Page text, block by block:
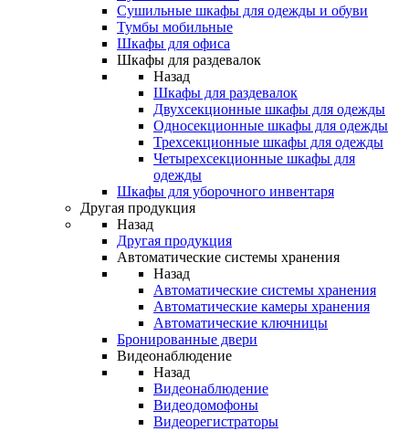
Сушильные шкафы для одежды и обуви
Тумбы мобильные
Шкафы для офиса
Шкафы для раздевалок
Назад
Шкафы для раздевалок
Двухсекционные шкафы для одежды
Односекционные шкафы для одежды
Трехсекционные шкафы для одежды
Четырехсекционные шкафы для
одежды
Шкафы для уборочного инвентаря
Другая продукция
Назад
Другая продукция
Автоматические системы хранения
Назад
Автоматические системы хранения
Автоматические камеры хранения
Автоматические ключницы
Бронированные двери
Видеонаблюдение
Назад
Видеонаблюдение
Видеодомофоны
Видеорегистраторы